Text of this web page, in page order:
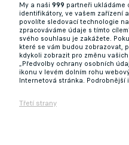
My a naši 999 partneři ukládáme
identifikátory, ve vašem zařízení
povolíte sledovací technologie
zpracováváme údaje s tímto
svého souhlasu je zakážete.
které se vám budou zobrazovat,
kdykoli zobrazit pro změnu
„Předvolby ochrany osobních
ikonu v levém dolním rohu
Internetová stránka. Podrobnější
Třetí strany